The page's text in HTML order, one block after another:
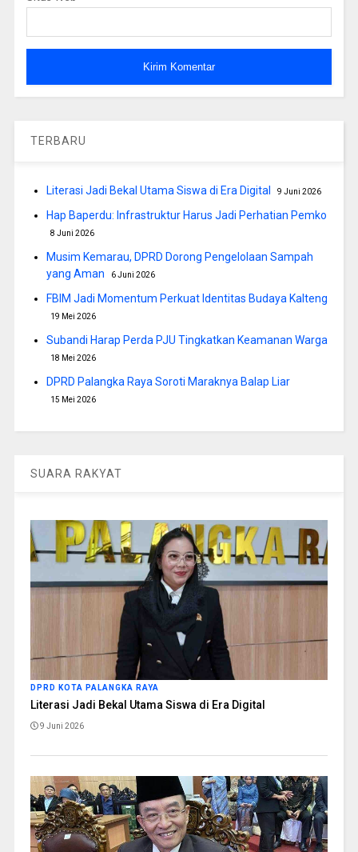
TERBARU
Literasi Jadi Bekal Utama Siswa di Era Digital 9 Juni 2026
Hap Baperdu: Infrastruktur Harus Jadi Perhatian Pemko
8 Juni 2026
Musim Kemarau, DPRD Dorong Pengelolaan Sampah
yang Aman
6 Juni 2026
FBIM Jadi Momentum Perkuat Identitas Budaya Kalteng
19 Mei 2026
Subandi Harap Perda PJU Tingkatkan Keamanan Warga
18 Mei 2026
DPRD Palangka Raya Soroti Maraknya Balap Liar
15 Mei 2026
SUARA RAKYAT
DPRD KOTA PALANGKA RAYA
Literasi Jadi Bekal Utama Siswa di Era Digital
9 Juni 2026